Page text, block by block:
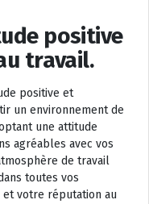
positive
travail.
positive et
un environnement de
une attitude
agréables avec vos
de travail
toutes vos
votre réputation au